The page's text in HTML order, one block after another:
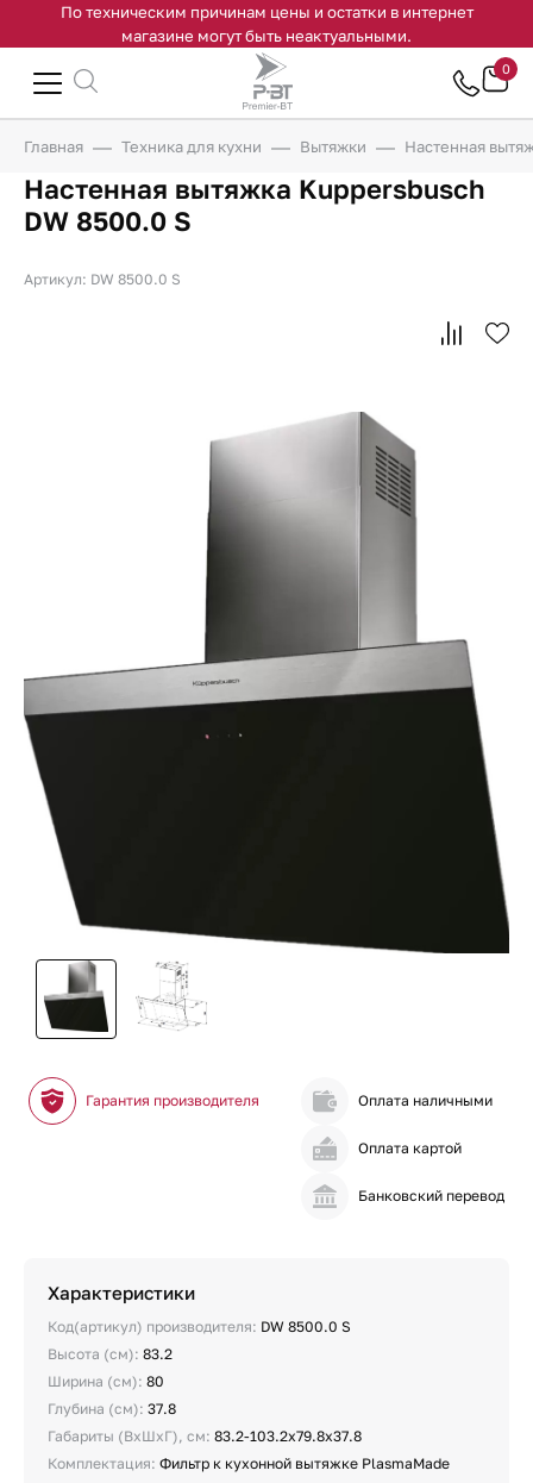
По техническим причинам цены и остатки в интернет
магазине могут быть неактуальными.
0
Главная Техника для кухни Вытяжки Настенная
Настенная вытяжка Kuppersbusch
DW 8500.0 S
Артикул: DW 8500.0 S
Гарантия производителя Оплата наличными
Оплата картой
Банковский перевод
Характеристики
Код(артикул) производителя: DW 8500.0 S
Высота (см): 83.2
Ширина (см): 80
Глубина (см): 37.8
Габариты (ВхШхГ), см: 83.2-103.2х79.8х37.8
Комплектация: Фильтр к кухонной вытяжке PlasmaMade